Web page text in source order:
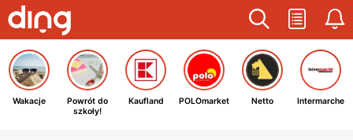
Wakacje
Powrót do
szkoły!
Kaufland POLOmarket Netto Intermarche